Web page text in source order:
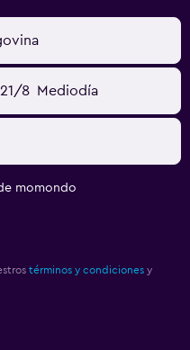
8 Mediodía
momondo
términos y condiciones y